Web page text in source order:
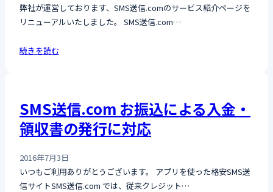
弊社が運営しております、SMS送信.comのサービス紹介ページを
リニューアルいたしました。 SMS送信.com…
続きを読む
SMS送信.com お振込による入金・
領収書の発行に対応
2016年7月3日
いつもご利用ありがとうございます。 アプリを使った格安SMS送
信サイトSMS送信.com では、従来クレジット…